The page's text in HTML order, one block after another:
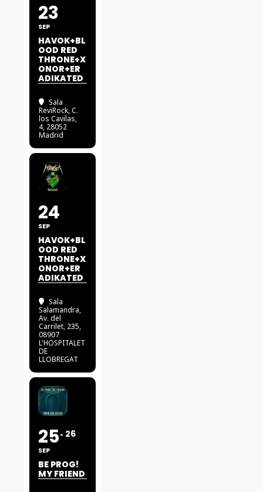
23
SEP
HAVOK+BL
OOD RED
THRONE+X
ONOR+ER
ADIKATED
Sala
ReviRock, C.
los Cavilas,
4, 28052
Madrid
24
SEP
HAVOK+BL
OOD RED
THRONE+X
ONOR+ER
ADIKATED
Sala
Salamandra,
Av. del
Carrilet, 235,
08907
L'HOSPITALET
DE
LLOBREGAT
25
SEP
26
BE PROG!
MY FRIEND